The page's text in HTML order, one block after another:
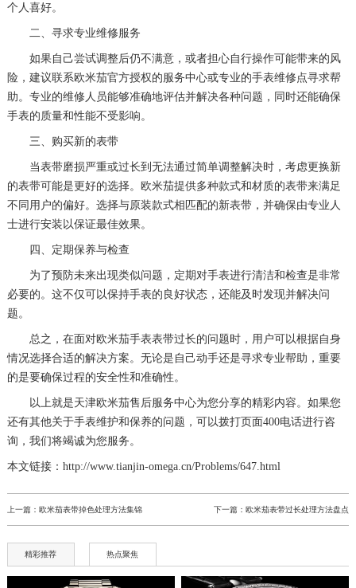
个人喜好。
二、寻求专业维修服务
如果自己尝试调整后仍不满意，或者担心自行操作可能带来的风
险，建议联系欧米茄官方授权的服务中心或专业的手表维修点寻求帮
助。专业的维修人员能够准确地评估并解决各种问题，同时还能确保
手表的质量和性能不受影响。
三、购买新的表带
当表带磨损严重或过长到无法通过简单调整解决时，考虑更换新
的表带可能是更好的选择。欧米茄提供多种款式和材质的表带来满足
不同用户的偏好。选择与原装款式相匹配的新表带，并确保由专业人
士进行安装以保证最佳效果。
四、定期保养与检查
为了预防未来出现类似问题，定期对手表进行清洁和检查是非常
必要的。这不仅可以保持手表的良好状态，还能及时发现并解决问
题。
总之，在面对欧米茄手表表带过长的问题时，用户可以根据自身
情况选择合适的解决方案。无论是自己动手还是寻求专业帮助，重要
的是要确保过程的安全性和准确性。
以上就是天津欧米茄售后服务中心为您分享的精彩内容。如果您
还有其他关于手表维护和保养的问题，可以拨打页面400电话进行咨
询，我们将竭诚为您服务。
本文链接：http://www.tianjin-omega.cn/Problems/647.html
上一篇： 欧米茄表带掉色处理方法集锦 下一篇：欧米茄表带过长处理方法盘点
精彩推荐 热点聚焦